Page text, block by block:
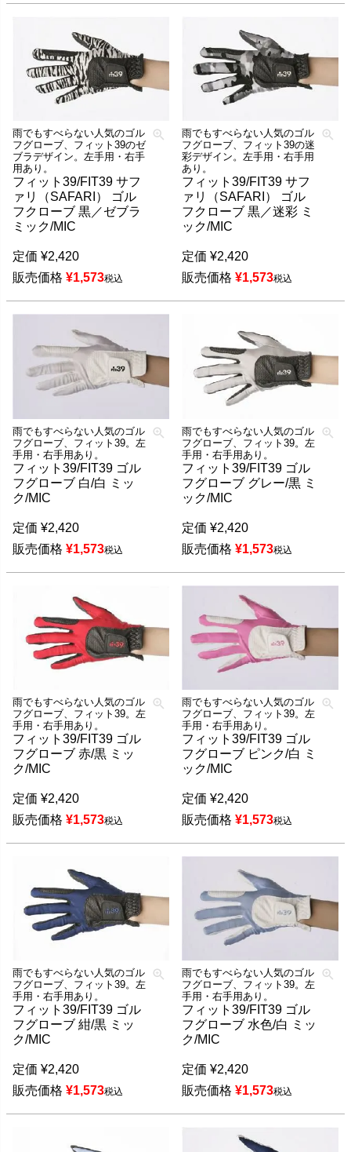
雨でもすべらない人気のゴル
フグローブ、フィット39のゼ
ブラデザイン。左手用・右手
用あり。
フィット39/FIT39 サフ
ァリ（SAFARI） ゴル
フクローブ 黒／ゼブラ
ミック/MIC
定価 ¥2,420
販売価格 ¥1,573税込
雨でもすべらない人気のゴル
フグローブ、フィット39の迷
彩デザイン。左手用・右手用
あり。
フィット39/FIT39 サフ
ァリ（SAFARI） ゴル
フクローブ 黒／迷彩 ミ
ック/MIC
定価 ¥2,420
販売価格 ¥1,573税込
雨でもすべらない人気のゴル
フグローブ、フィット39。左
手用・右手用あり。
フィット39/FIT39 ゴル
フグローブ 白/白 ミッ
ク/MIC
定価 ¥2,420
販売価格 ¥1,573税込
雨でもすべらない人気のゴル
フグローブ、フィット39。左
手用・右手用あり。
フィット39/FIT39 ゴル
フグローブ グレー/黒 ミ
ック/MIC
定価 ¥2,420
販売価格 ¥1,573税込
雨でもすべらない人気のゴル
フグローブ、フィット39。左
手用・右手用あり。
フィット39/FIT39 ゴル
フグローブ 赤/黒 ミッ
ク/MIC
定価 ¥2,420
販売価格 ¥1,573税込
雨でもすべらない人気のゴル
フグローブ、フィット39。左
手用・右手用あり。
フィット39/FIT39 ゴル
フグローブ ピンク/白 ミ
ック/MIC
定価 ¥2,420
販売価格 ¥1,573税込
雨でもすべらない人気のゴル
フグローブ、フィット39。左
手用・右手用あり。
フィット39/FIT39 ゴル
フグローブ 紺/黒 ミッ
ク/MIC
定価 ¥2,420
販売価格 ¥1,573税込
雨でもすべらない人気のゴル
フグローブ、フィット39。左
手用・右手用あり。
フィット39/FIT39 ゴル
フグローブ 水色/白 ミッ
ク/MIC
定価 ¥2,420
販売価格 ¥1,573税込